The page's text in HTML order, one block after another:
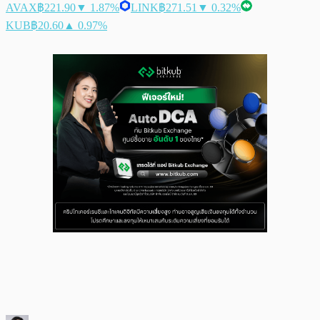
AVAX฿221.90▼ 1.87% LINK฿271.51 ▼ 0.32%
KUB฿20.60 ▲ 0.97%